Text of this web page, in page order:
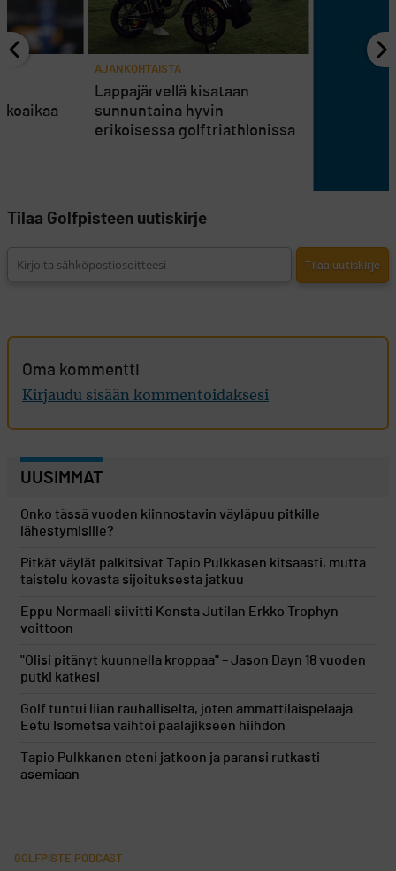
AJANKOHTAISTA
Lappajärvellä kisataan
sunnuntaina hyvin
erikoisessa golftriathlonissa
Tilaa Golfpisteen uutiskirje
Oma kommentti
Kirjaudu sisään kommentoidaksesi
UUSIMMAT
Onko tässä vuoden kiinnostavin väyläpuu pitkille
lähestymisille?
Pitkät väylät palkitsivat Tapio Pulkkasen kitsaasti, mutta
taistelu kovasta sijoituksesta jatkuu
Eppu Normaali siivitti Konsta Jutilan Erkko Trophyn
voittoon
"Olisi pitänyt kuunnella kroppaa" – Jason Dayn 18 vuoden
putki katkesi
Golf tuntui liian rauhalliselta, joten ammattilaispelaaja
Eetu Isometsä vaihtoi päälajikseen hiihdon
Tapio Pulkkanen eteni jatkoon ja paransi rutkasti
asemiaan
GOLFPISTE PODCAST